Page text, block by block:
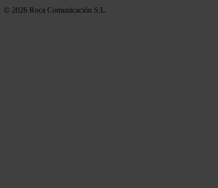
© 2026 Roca Comunicación S.L.